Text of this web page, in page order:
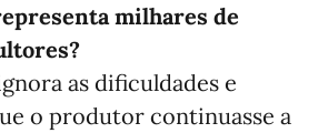
milhares de
as dificuldades e
o produtor continuasse a